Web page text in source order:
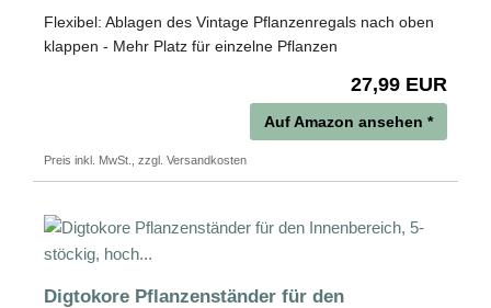
Flexibel: Ablagen des Vintage Pflanzenregals nach oben
klappen - Mehr Platz für einzelne Pflanzen
27,99 EUR
Auf Amazon ansehen *
Preis inkl. MwSt., zzgl. Versandkosten
Digtokore Pflanzenständer für den